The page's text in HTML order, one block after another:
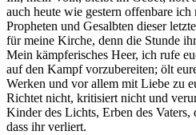
auch heute wie gestern offenbare
Propheten und Gesalbten dieser
für meine Kirche, denn die Stunde
Mein kämpferisches Heer, ich rufe
auf den Kampf vorzubereiten; ölt
Werken und vor allem mit Liebe zu
Richtet nicht, kritisiert nicht und
Kinder des Lichts, Erben des
dass ihr verliert.